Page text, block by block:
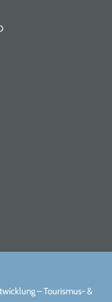
– Tourismus- &